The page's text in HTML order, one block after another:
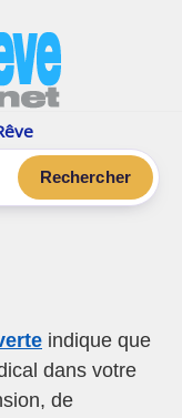
Rechercher
indique que
dans votre
de